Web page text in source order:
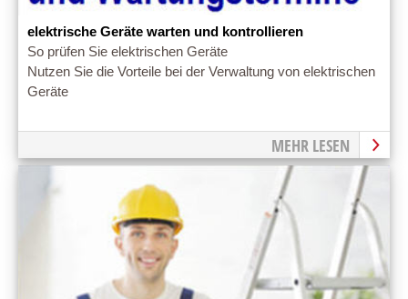
elektrische Geräte warten und kontrollieren
So prüfen Sie elektrischen Geräte
Nutzen Sie die Vorteile bei der Verwaltung von elektrischen
Geräte
MEHR LESEN